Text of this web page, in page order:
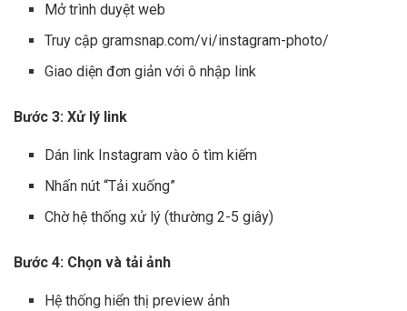
Mở trình duyệt web
Truy cập gramsnap.com/vi/instagram-photo/
Giao diện đơn giản với ô nhập link
Bước 3: Xử lý link
Dán link Instagram vào ô tìm kiếm
Nhấn nút “Tải xuống”
Chờ hệ thống xử lý (thường 2-5 giây)
Bước 4: Chọn và tải ảnh
Hệ thống hiển thị preview ảnh